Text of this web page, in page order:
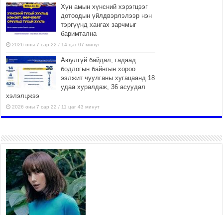
Хүн амын хүнсний хэрэгцээг
дотоодын үйлдвэрлэлээр нэн
тэргүүнд хангах зарчмыг
баримтална
2026 оны 7 сар 22 / 14 цаг 07 минут
Аюулгүй байдал, гадаад
бодлогын байнгын хороо
ээлжит чуулганы хугацаанд 18
удаа хуралдаж, 36 асуудал
хэлэлцжээ
2026 оны 7 сар 22 / 11 цаг 43 минут
боломжтой-Хүүхэд хөгжүүлэх
төв” байгуулах төсөлд төр,
хувийн хэвшлийн түншлэлийн хүрээнд хамтран
ажиллахыг урьж байна
2026 оны 7 сар 22 / 9 цаг 28 минут
Б.Пүрэвдагва: “Урт цагаан”-ыг
залуучууд чөлөөт цагаа
өнгөрүүлдэг, жуулчид зорьж